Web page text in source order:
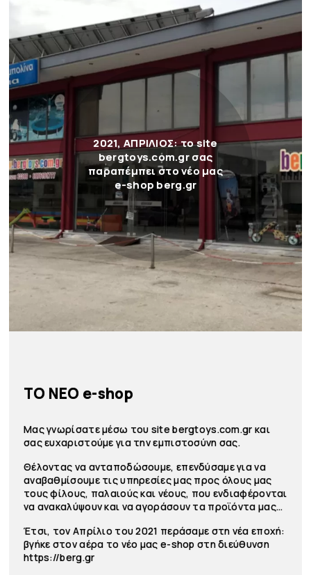
2021, ΑΠΡΙΛΙΟΣ: το site
bergtoys.com.gr σας
παραπέμπει στο νέο μας
e-shop berg.gr
ΤΟ ΝΕΟ e-shop
Μας γνωρίσατε μέσω του site bergtoys.com.gr και
σας ευχαριστούμε για την εμπιστοσύνη σας.
Θέλοντας να ανταποδώσουμε, επενδύσαμε για να
αναβαθμίσουμε τις υπηρεσίες μας προς όλους μας
τους φίλους, παλαιούς και νέους, που ενδιαφέρονται
να ανακαλύψουν και να αγοράσουν τα προϊόντα μας...
Έτσι, τον Απρίλιο του 2021 περάσαμε στη νέα εποχή:
βγήκε στον αέρα το νέο μας e-shop στη διεύθυνση
https://berg.gr